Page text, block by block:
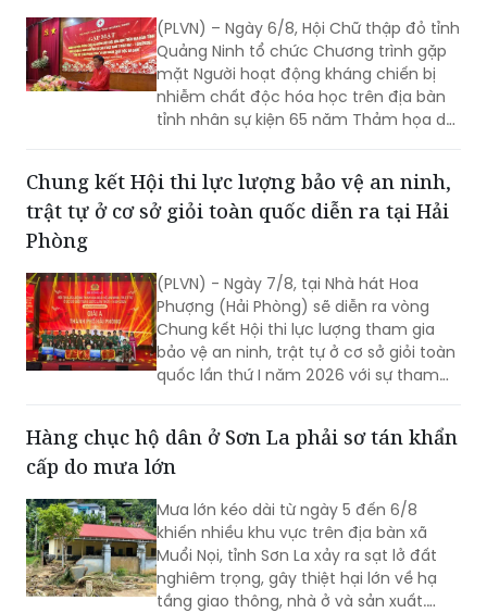
(PLVN) – Ngày 6/8, Hội Chữ thập đỏ tỉnh
Quảng Ninh tổ chức Chương trình gặp
mặt Người hoạt động kháng chiến bị
nhiễm chất độc hóa học trên địa bàn
tỉnh nhân sự kiện 65 năm Thảm họa da
trào “Vì nạn nhân chất độc da cam”.
Chung kết Hội thi lực lượng bảo vệ an ninh,
trật tự ở cơ sở giỏi toàn quốc diễn ra tại Hải
Phòng
(PLVN) - Ngày 7/8, tại Nhà hát Hoa
Phượng (Hải Phòng) sẽ diễn ra vòng
Chung kết Hội thi lực lượng tham gia
bảo vệ an ninh, trật tự ở cơ sở giỏi toàn
quốc lần thứ I năm 2026 với sự tham
Hàng chục hộ dân ở Sơn La phải sơ tán khẩn
cấp do mưa lớn
Mưa lớn kéo dài từ ngày 5 đến 6/8
khiến nhiều khu vực trên địa bàn xã
Muổi Nọi, tỉnh Sơn La xảy ra sạt lở đất
nghiêm trọng, gây thiệt hại lớn về hạ
tầng giao thông, nhà ở và sản xuất.